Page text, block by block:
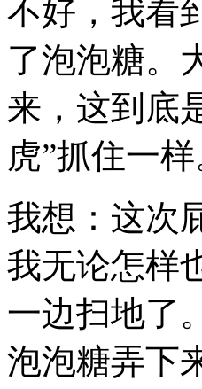
不好，我看
了泡泡糖。
来，这到底
虎”抓住一样
我想：这次
我无论怎样
一边扫地了
泡泡糖弄下